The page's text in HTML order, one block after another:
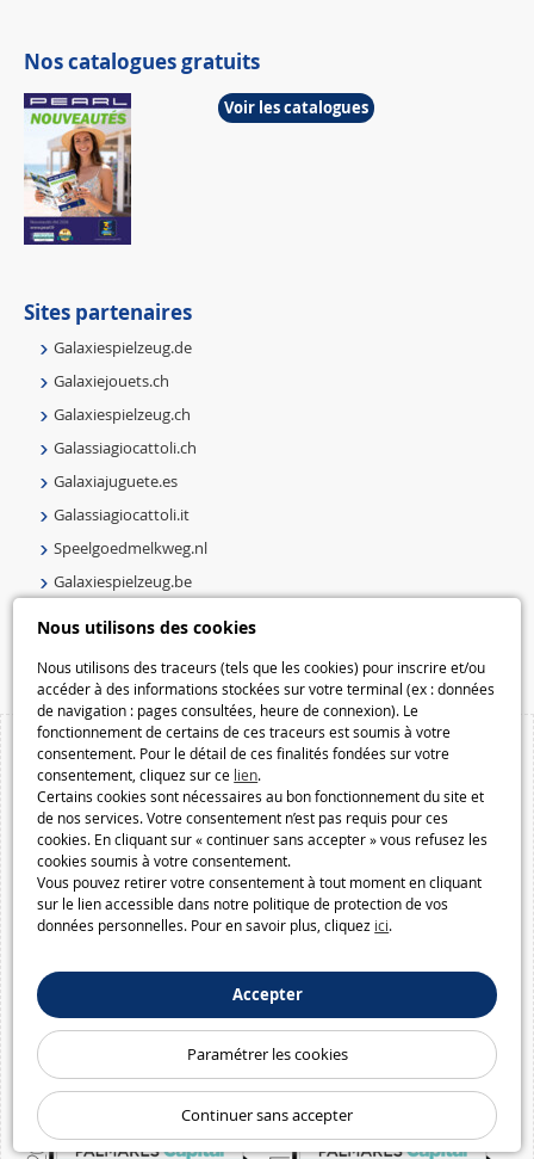
Nous utilisons des cookies
Nous utilisons des traceurs (tels que les cookies) pour inscrire et/ou
accéder à des informations stockées sur votre terminal (ex : données
de navigation : pages consultées, heure de connexion). Le
fonctionnement de certains de ces traceurs est soumis à votre
consentement. Pour le détail de ces finalités fondées sur votre
consentement, cliquez sur ce lien.
Certains cookies sont nécessaires au bon fonctionnement du site et
de nos services. Votre consentement n’est pas requis pour ces
cookies. En cliquant sur « continuer sans accepter » vous refusez les
cookies soumis à votre consentement.
Vous pouvez retirer votre consentement à tout moment en cliquant
sur le lien accessible dans notre politique de protection de vos
données personnelles. Pour en savoir plus, cliquez ici.
Accepter
Paramétrer les cookies
Continuer sans accepter
Nos catalogues gratuits
Voir les catalogues
Sites partenaires
Galaxiespielzeug.de
Galaxiejouets.ch
Galaxiespielzeug.ch
Galassiagiocattoli.ch
Galaxiajuguete.es
Galassiagiocattoli.it
Speelgoedmelkweg.nl
Galaxiespielzeug.be